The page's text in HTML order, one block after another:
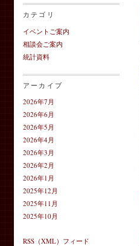
カテゴリ
イベントご案内
相談会ご案内
統計資料
アーカイブ
2026年7月
2026年6月
2026年5月
2026年4月
2026年3月
2026年2月
2026年1月
2025年12月
2025年11月
2025年10月
RSS（XML）フィード